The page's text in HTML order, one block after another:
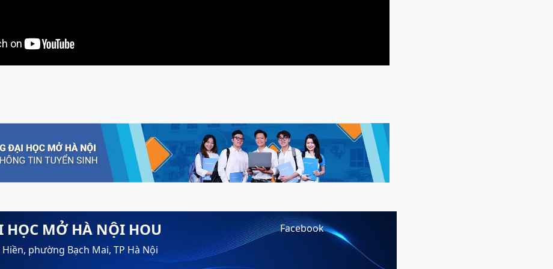
MỞ HÀ NỘI HOU
phường Bạch Mai, TP Hà Nội
Facebook